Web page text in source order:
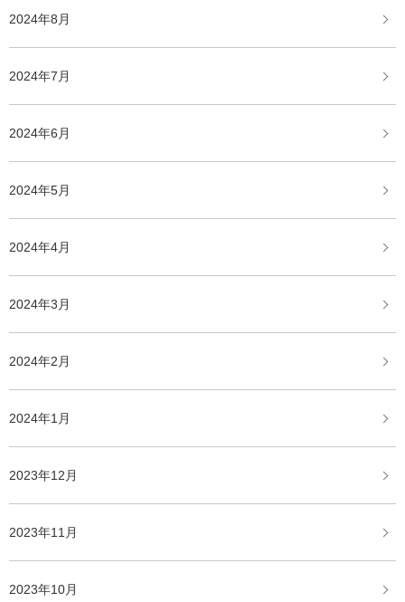
2024年8月
2024年7月
2024年6月
2024年5月
2024年4月
2024年3月
2024年2月
2024年1月
2023年12月
2023年11月
2023年10月